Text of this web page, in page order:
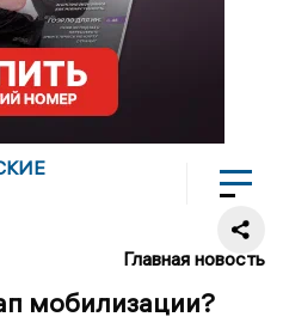
Главная новость
мобилизации?